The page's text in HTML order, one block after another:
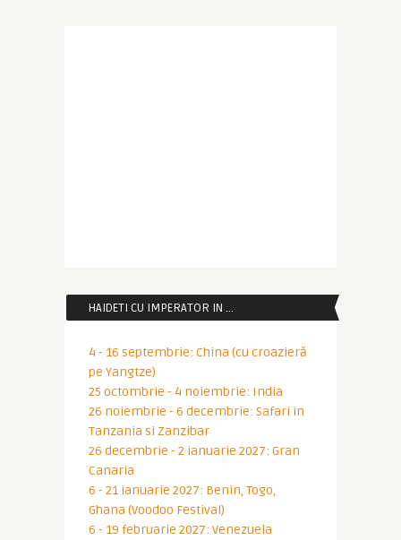
HAIDETI CU IMPERATOR IN …
4 - 16 septembrie: China (cu croazieră
pe Yangtze)
25 octombrie - 4 noiembrie: India
26 noiembrie - 6 decembrie: Safari in
Tanzania si Zanzibar
26 decembrie - 2 ianuarie 2027: Gran
Canaria
6 - 21 ianuarie 2027: Benin, Togo,
Ghana (Voodoo Festival)
6 - 19 februarie 2027: Venezuela